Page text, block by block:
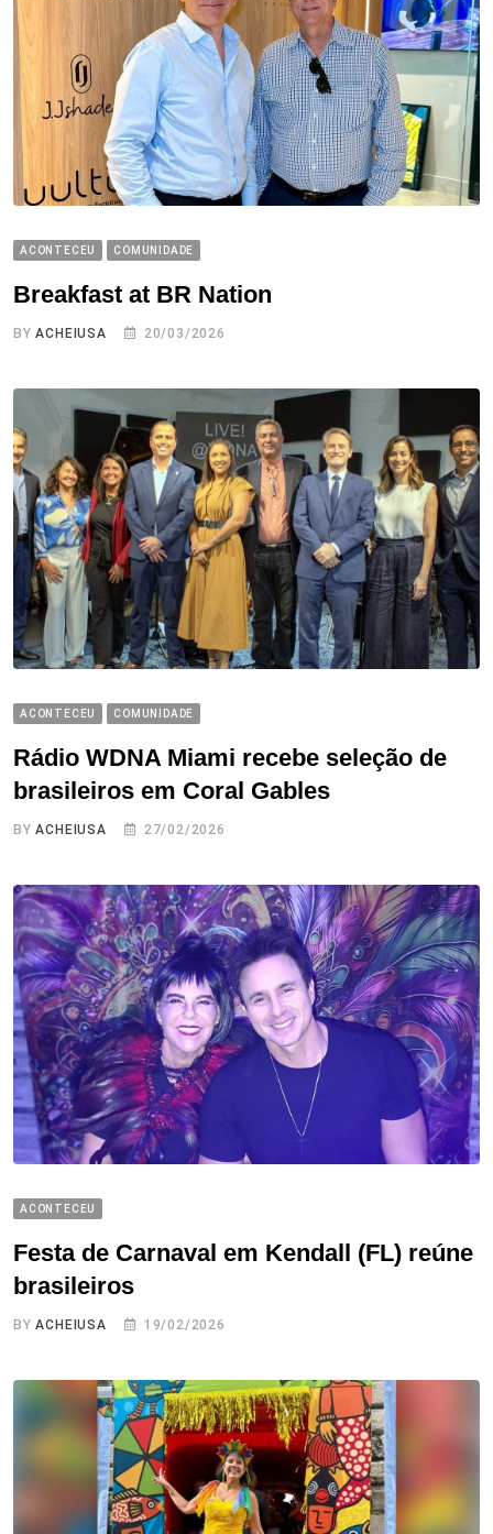
ACONTECEU COMUNIDADE
Breakfast at BR Nation
BYACHEIUSA 20/03/2026
ACONTECEU COMUNIDADE
Rádio WDNA Miami recebe seleção de
brasileiros em Coral Gables
BYACHEIUSA 27/02/2026
ACONTECEU
Festa de Carnaval em Kendall (FL) reúne
brasileiros
BYACHEIUSA 19/02/2026